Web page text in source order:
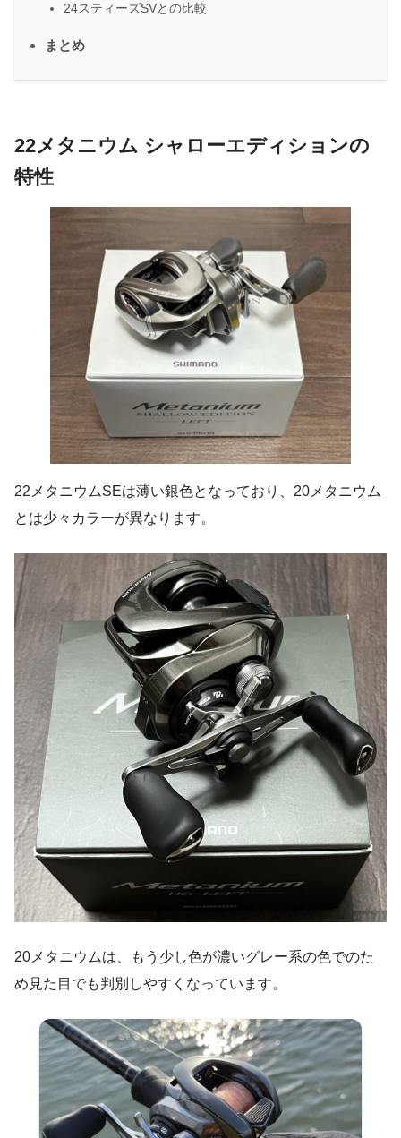
24スティーズSVとの比較
まとめ
22メタニウム シャローエディションの
特性
22メタニウムSEは薄い銀色となっており、20メタニウム
とは少々カラーが異なります。
20メタニウムは、もう少し色が濃いグレー系の色でのた
め見た目でも判別しやすくなっています。